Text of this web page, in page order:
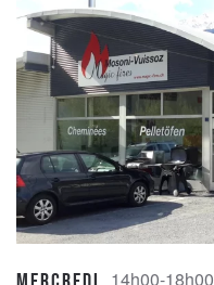
14h00-18h00